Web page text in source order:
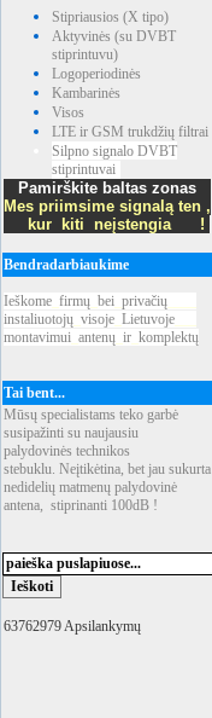
Stipriausios (X tipo)
Aktyvinės (su DVBT
stiprintuvu)
Logoperiodinės
Kambarinės
Visos
LTE ir GSM trukdžių filtrai
Silpno signalo DVBT
stiprintuvai
Pamirškite baltas zonas
Mes priimsime signalą ten ,
kur kiti neįstengia !
Bendradarbiaukime
Ieškome firmų bei privačių
instaliuotojų visoje Lietuvoje
montavimui antenų ir komplektų
Tai bent...
Mūsų specialistams teko garbė
susipažinti su naujausiu
palydovinės technikos
stebuklu. Neįtikėtina, bet jau sukurta
nedidelių matmenų palydovinė
antena, stiprinanti 100dB !
63762979 Apsilankymų